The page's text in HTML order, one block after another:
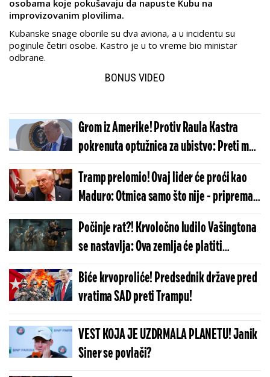
osobama koje pokušavaju da napuste Kubu na
improvizovanim plovilima.
Kubanske snage oborile su dva aviona, a u incidentu su
poginule četiri osobe. Kastro je u to vreme bio ministar
odbrane.
BONUS VIDEO
Grom iz Amerike! Protiv Raula Kastra
pokrenuta optužnica za ubistvo: Preti mu
smrtna kazna
Tramp prelomio! Ovaj lider će proći kao
Maduro: Otmica samo što nije - priprema
je počela, najgore tek dolazi
Počinje rat?! Krvoločno ludilo Vašingtona
se nastavlja: Ova zemlja će platiti
najskuplju cenu - nisu uspeli sankcijama,
kreću vojno
Biće krvoproliće! Predsednik države pred
vratima SAD preti Trampu!
VEST KOJA JE UZDRMALA PLANETU! Janik
Siner se povlači?